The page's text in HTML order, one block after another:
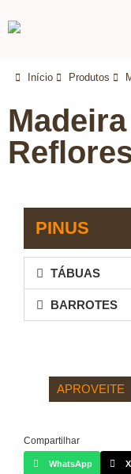
Início Produtos
PINUS
TÁBUAS
BARROTES
APROVEITE
Compartilhar
WhatsApp X